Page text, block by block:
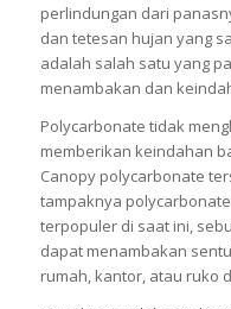
perlindungan dari
dan tetesan hujan yang
adalah salah satu yang
menambakan dan
Polycarbonate tidak
memberikan keindahan
Canopy polycarbonate
tampaknya
terpopuler di saat ini,
dapat menambakan
rumah, kantor, atau ruko